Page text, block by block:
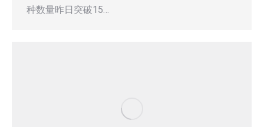
种数量昨日突破15…